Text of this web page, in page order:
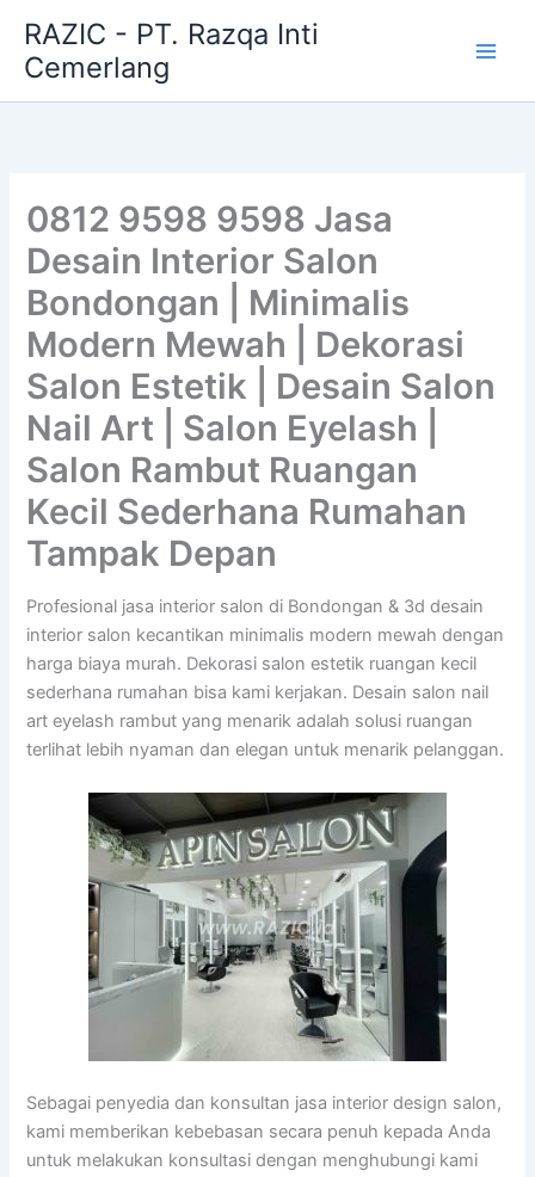
content
RAZIC - PT. Razqa Inti
Cemerlang
0812 9598 9598 Jasa
Desain Interior Salon
Bondongan | Minimalis
Modern Mewah | Dekorasi
Salon Estetik | Desain Salon
Nail Art | Salon Eyelash |
Salon Rambut Ruangan
Kecil Sederhana Rumahan
Tampak Depan
Profesional jasa interior salon di Bondongan & 3d desain
interior salon kecantikan minimalis modern mewah dengan
harga biaya murah. Dekorasi salon estetik ruangan kecil
sederhana rumahan bisa kami kerjakan. Desain salon nail
art eyelash rambut yang menarik adalah solusi ruangan
terlihat lebih nyaman dan elegan untuk menarik pelanggan.
Sebagai penyedia dan konsultan jasa interior design salon,
kami memberikan kebebasan secara penuh kepada Anda
untuk melakukan konsultasi dengan menghubungi kami